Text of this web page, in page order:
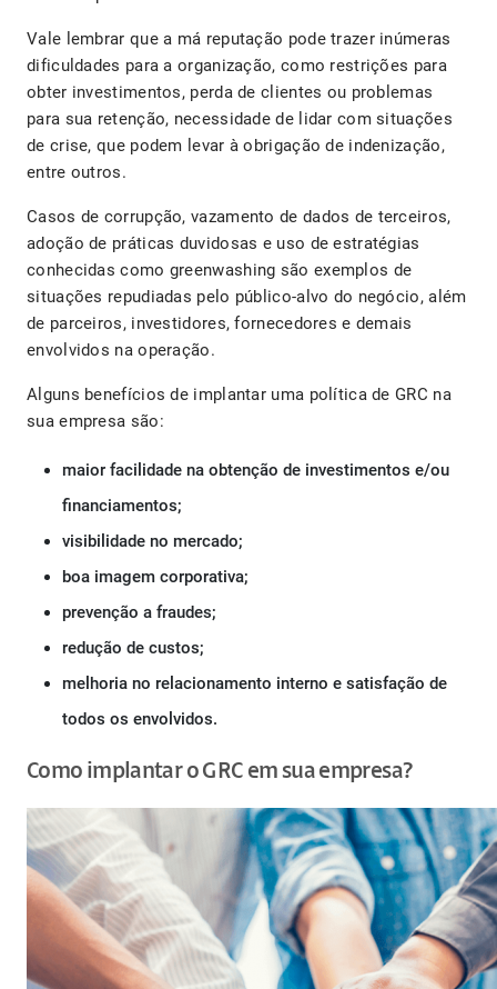
Vale lembrar que a má reputação pode trazer inúmeras
dificuldades para a organização, como restrições para
obter investimentos, perda de clientes ou problemas
para sua retenção, necessidade de lidar com situações
de crise, que podem levar à obrigação de indenização,
entre outros.
Casos de corrupção, vazamento de dados de terceiros,
adoção de práticas duvidosas e uso de estratégias
conhecidas como greenwashing são exemplos de
situações repudiadas pelo público-alvo do negócio, além
de parceiros, investidores, fornecedores e demais
envolvidos na operação.
Alguns benefícios de implantar uma política de GRC na
sua empresa são:
maior facilidade na obtenção de investimentos e/ou
financiamentos;
visibilidade no mercado;
boa imagem corporativa;
prevenção a fraudes;
redução de custos;
melhoria no relacionamento interno e satisfação de
todos os envolvidos.
Como implantar o GRC em sua empresa?